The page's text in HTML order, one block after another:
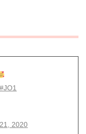
#JO1
2020